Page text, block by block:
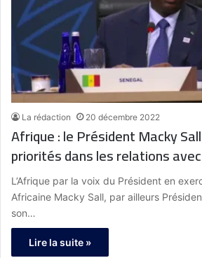
La rédaction 20 décembre 2022
Afrique : le Président Macky
priorités dans les relations
L’Afrique par la voix du Président en
Africaine Macky Sall, par ailleurs
son…
Lire la suite »